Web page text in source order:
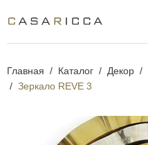
Главная Каталог Декор
Зеркало REVE 3